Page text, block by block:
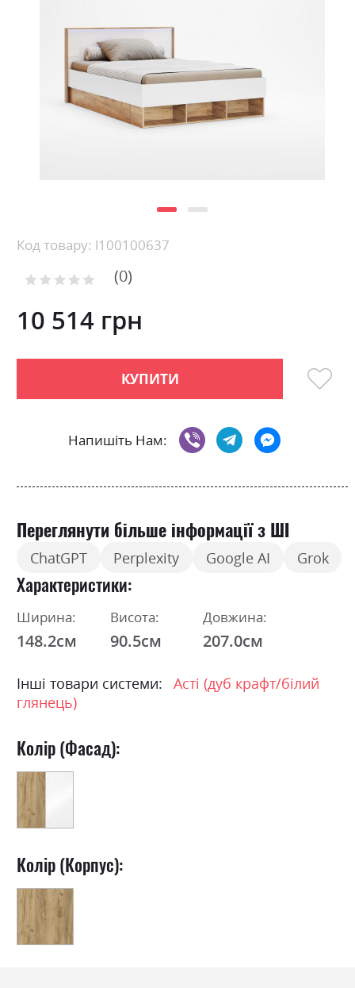
Skip
the
of
the
gallery
Код товару: l100100637
Рейтинг: 0
10 514 грн
КУПИТИ
Напишіть Нам:
Переглянути більше інформації з ШІ
ChatGPT Perplexity Google AI Grok
Характеристики
Ширина:
148.2см
Висота:
90.5см
Довжина:
207.0см
Інші товари системи:
Асті (дуб крафт/білий
глянець)
Колір (Фасад):
Колір (Корпус):